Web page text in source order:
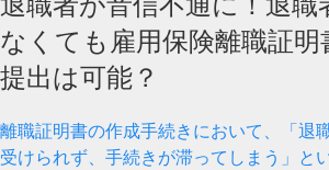
なくても雇用保険離職証明
提出は可能？
離職証明書の作成手続きにおいて、「退
受けられず、手続きが滞ってしまう」と